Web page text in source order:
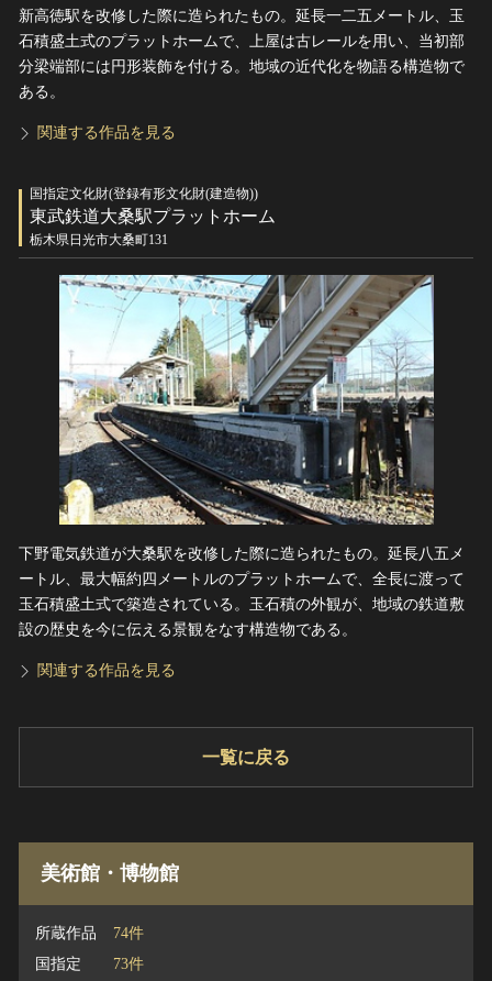
新高徳駅を改修した際に造られたもの。延長一二五メートル、玉
石積盛土式のプラットホームで、上屋は古レールを用い、当初部
分梁端部には円形装飾を付ける。地域の近代化を物語る構造物で
ある。
関連する作品を見る
国指定文化財(登録有形文化財(建造物))
東武鉄道大桑駅プラットホーム
栃木県日光市大桑町131
下野電気鉄道が大桑駅を改修した際に造られたもの。延長八五メ
ートル、最大幅約四メートルのプラットホームで、全長に渡って
玉石積盛土式で築造されている。玉石積の外観が、地域の鉄道敷
設の歴史を今に伝える景観をなす構造物である。
関連する作品を見る
一覧に戻る
美術館・博物館
所蔵作品
74件
国指定
73件